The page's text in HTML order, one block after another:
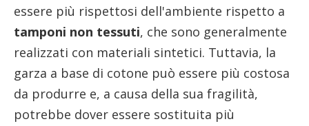
essere più rispettosi dell'ambiente rispetto a
tamponi non tessuti, che sono generalmente
realizzati con materiali sintetici. Tuttavia, la
garza a base di cotone può essere più costosa
da produrre e, a causa della sua fragilità,
potrebbe dover essere sostituita più